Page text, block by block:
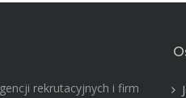
rekrutacyjnych i firm